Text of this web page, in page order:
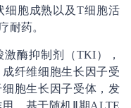
细胞成熟以及T细胞活
耐药。
酶抑制剂（TKI），
纤维细胞生长因子受
胞生长因子受体，发
。基于随机Ⅱ期ALTE